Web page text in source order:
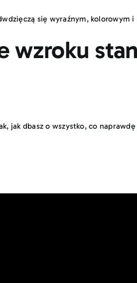
się wyraźnym, kolorowym
wzroku
jak dbasz o wszystko, co naprawdę